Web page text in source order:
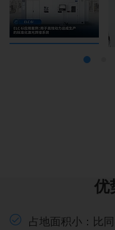
优
占地面积小：比